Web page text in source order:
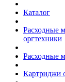
Каталог
Расходные
оргтехники
Расходные
Картриджи